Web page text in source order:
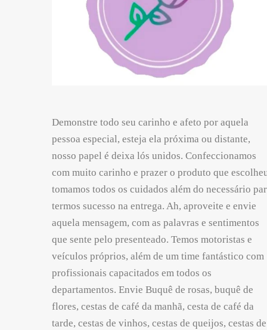
Demonstre todo seu carinho e afeto por aquela
pessoa especial, esteja ela próxima ou distante,
nosso papel é deixa lós unidos. Confeccionamos
com muito carinho e prazer o produto que
tomamos todos os cuidados além do necessário
termos sucesso na entrega. Ah, aproveite e envie
aquela mensagem, com as palavras e sentimentos
que sente pelo presenteado. Temos motoristas e
veículos próprios, além de um time fantástico com
profissionais capacitados em todos os
departamentos. Envie Buquê de rosas, buquê de
flores, cestas de café da manhã, cesta de café da
tarde, cestas de vinhos, cestas de queijos, cestas de